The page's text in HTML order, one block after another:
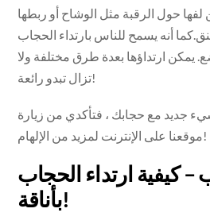
حول الرقبة مثل الوشاح أو ربطها
أنه يسمح للناس بارتداء الحجاب
يمكن ارتداؤها بعدة طرق مختلفة ولا
تزال تبدو رائعة!
جديد مع حجابك ، فتأكدي من زيارة
موقعنا على الإنترنت لمزيد من الإلهام!
– كيفية ارتداء الحجاب
بأناقة!